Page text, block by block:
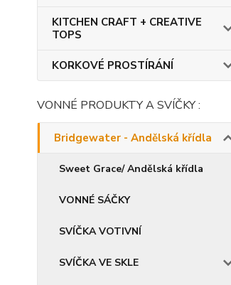
KITCHEN CRAFT + CREATIVE
TOPS
KORKOVÉ PROSTÍRÁNÍ
VONNÉ PRODUKTY A SVÍČKY :
Bridgewater - Andělská křídla
Sweet Grace/ Andělská křídla
VONNÉ SÁČKY
SVÍČKA VOTIVNÍ
SVÍČKA VE SKLE